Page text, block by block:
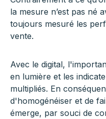
la mesure n’est pas né
toujours mesuré les
vente.
Avec le digital,
en lumière et les
multipliés. En
d'homogénéiser et de
émerge, par souci de